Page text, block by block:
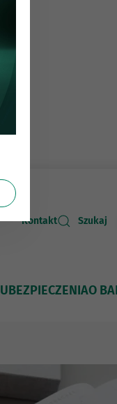
Kontakt Szukaj
UBEZPIECZENIAO